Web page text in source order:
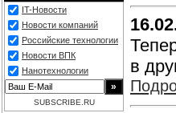
IT-Новости
Новости компаний
Российские технологии
Новости ВПК
Нанотехнологии
SUBSCRIBE.RU
в